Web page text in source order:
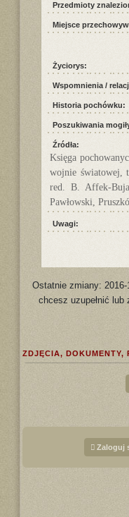
Przedmioty
Miejsce
Życiorys:
Wspomnienia /
Historia pochówku:
Poszukiwania
Źródła:
Księga
wojnie światowej,
red. B. Affek-
Pawłowski,
Uwagi:
Ostatnie zmiany: 2016-
chcesz uzupełnić lub
ZDJĘCIA, DOKUMENTY,
Zaloguj